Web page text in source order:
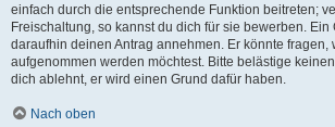
einfach durch die entsprechende Funktion beitreten;
Freischaltung, so kannst du dich für sie bewerben.
daraufhin deinen Antrag annehmen. Er könnte fragen,
aufgenommen werden möchtest. Bitte belästige
dich ablehnt, er wird einen Grund dafür haben.
Nach oben